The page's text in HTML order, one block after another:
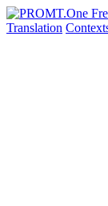
Translation